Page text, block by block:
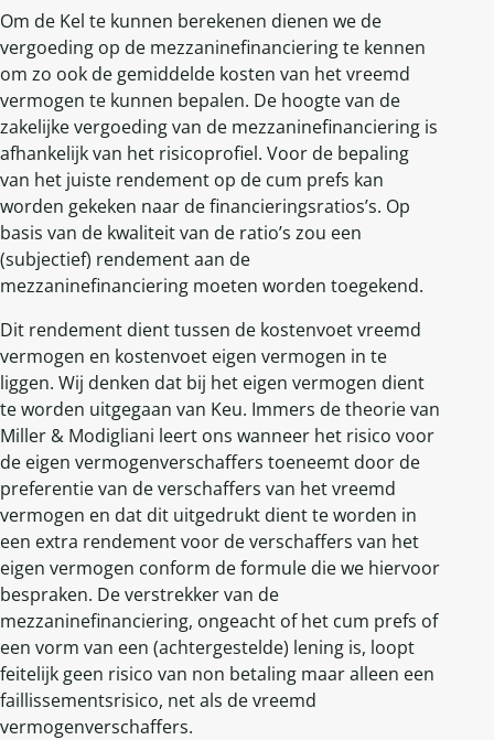
Om de Kel te kunnen berekenen dienen we de
vergoeding op de mezzaninefinanciering te kennen
om zo ook de gemiddelde kosten van het vreemd
vermogen te kunnen bepalen. De hoogte van de
zakelijke vergoeding van de mezzaninefinanciering is
afhankelijk van het risicoprofiel. Voor de bepaling
van het juiste rendement op de cum prefs kan
worden gekeken naar de financieringsratios’s. Op
basis van de kwaliteit van de ratio’s zou een
(subjectief) rendement aan de
mezzaninefinanciering moeten worden toegekend.
Dit rendement dient tussen de kostenvoet vreemd
vermogen en kostenvoet eigen vermogen in te
liggen. Wij denken dat bij het eigen vermogen dient
te worden uitgegaan van Keu. Immers de theorie van
Miller & Modigliani leert ons wanneer het risico voor
de eigen vermogenverschaffers toeneemt door de
preferentie van de verschaffers van het vreemd
vermogen en dat dit uitgedrukt dient te worden in
een extra rendement voor de verschaffers van het
eigen vermogen conform de formule die we hiervoor
bespraken. De verstrekker van de
mezzaninefinanciering, ongeacht of het cum prefs of
een vorm van een (achtergestelde) lening is, loopt
feitelijk geen risico van non betaling maar alleen een
faillissementsrisico, net als de vreemd
vermogenverschaffers.